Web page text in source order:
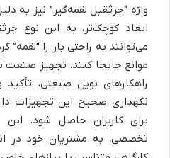
واژه “جرثقیل لقمه‌گیر” نیز به
ابعاد کوچک‌تر، به این نوع
می‌توانند به راحتی بار را
موانع جابجا کنند. تجهیز صنعت
راهکارهای نوین صنعتی،
نگهداری صحیح این تجهیزات
برای کاربران حاصل شود. این
تخصصی، به مشتریان خود در